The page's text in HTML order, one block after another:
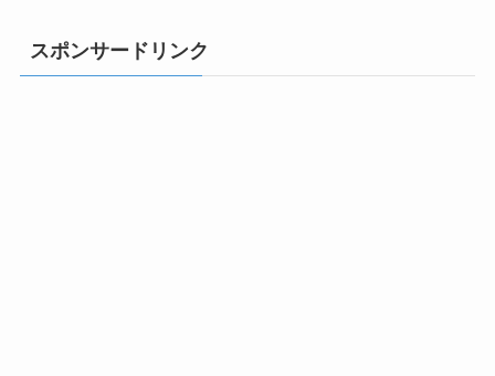
スポンサードリンク